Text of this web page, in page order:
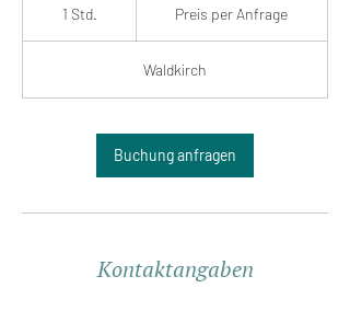
1 Std. Preis per Anfrage
Waldkirch
Buchung anfragen
Kontaktangaben